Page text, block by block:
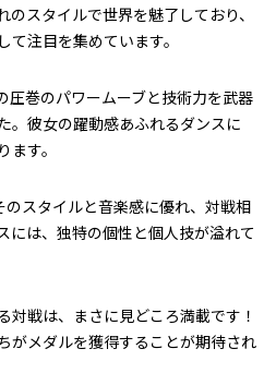
スタイルで世界を魅了しており、
注目を集めています。
圧巻のパワームーブと技術力を武器
。彼女の躍動感あふれるダンスに
す。
スタイルと音楽感に優れ、対戦相
には、独特の個性と個人技が溢れて
対戦は、まさに見どころ満載です！
がメダルを獲得することが期待され